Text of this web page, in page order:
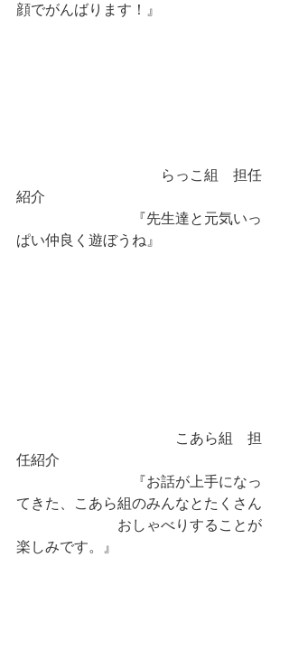
顔でがんばります！』
らっこ組　担任
紹介
『先生達と元気いっ
ぱい仲良く遊ぼうね』
こあら組　担
任紹介
『お話が上手になっ
てきた、こあら組のみんなとたくさん
おしゃべりすることが
楽しみです。』